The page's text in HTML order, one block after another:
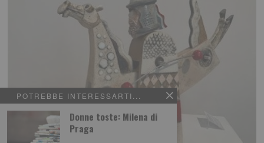
POTREBBE INTERESSARTI...
Donne toste: Milena di
Praga